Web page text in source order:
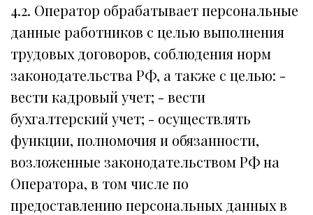
4.2. Оператор обрабатывает персональные
данные работников с целью выполнения
трудовых договоров, соблюдения норм
законодательства РФ, а также с целью: -
вести кадровый учет; - вести
бухгалтерский учет; - осуществлять
функции, полномочия и обязанности,
возложенные законодательством РФ на
Оператора, в том числе по
предоставлению персональных данных в